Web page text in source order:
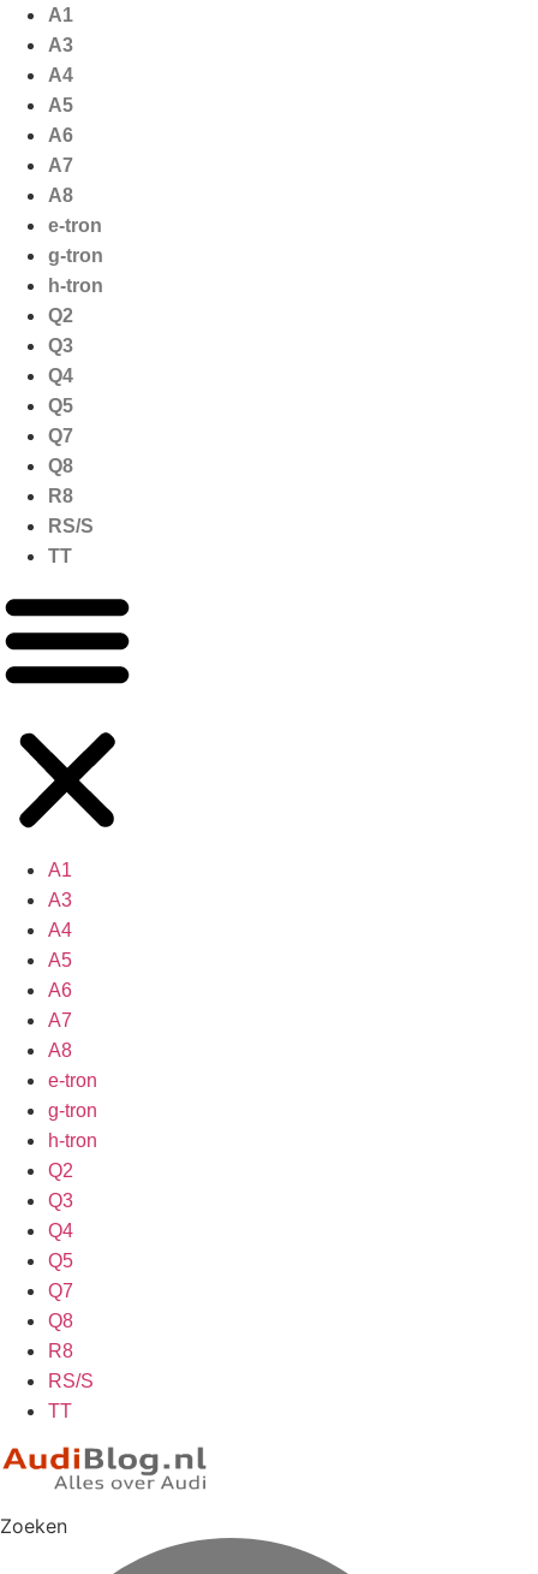
naar
inhoud
A1
A3
A4
A5
A6
A7
A8
e-tron
g-tron
h-tron
Q2
Q3
Q4
Q5
Q7
Q8
R8
RS/S
TT
A1
A3
A4
A5
A6
A7
A8
e-tron
g-tron
h-tron
Q2
Q3
Q4
Q5
Q7
Q8
R8
RS/S
TT
Zoeken